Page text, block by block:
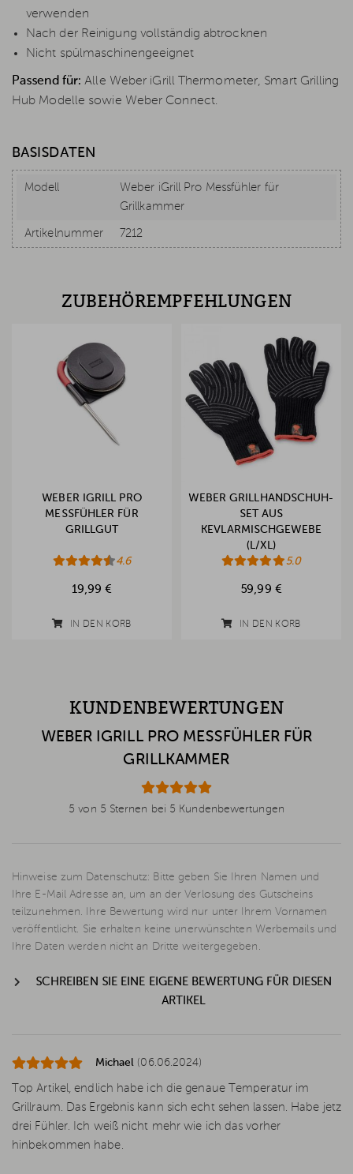
verwenden
Nach der Reinigung vollständig abtrocknen
Nicht spülmaschinengeeignet
Passend für: Alle Weber iGrill Thermometer, Smart Grilling
Hub Modelle sowie Weber Connect.
BASISDATEN
Modell
Weber iGrill Pro Messfühler für
Grillkammer
Artikelnummer 7212
ZUBEHÖREMPFEHLUNGEN
WEBER IGRILL PRO
MESSFÜHLER FÜR
GRILLGUT
4.6
19,99 €
IN DEN KORB
WEBER GRILLHANDSCHUH-
SET AUS
KEVLARMISCHGEWEBE
(L/XL)
5.0
59,99 €
IN DEN KORB
KUNDENBEWERTUNGEN
WEBER IGRILL PRO MESSFÜHLER FÜR
GRILLKAMMER
5 von 5 Sternen bei 5 Kundenbewertungen
Hinweise zum Datenschutz: Bitte geben Sie Ihren Namen und
Ihre E-Mail Adresse an, um an der Verlosung des Gutscheins
teilzunehmen. Ihre Bewertung wird nur unter Ihrem Vornamen
veröffentlicht. Sie erhalten keine unerwünschten Werbemails und
Ihre Daten werden nicht an Dritte weitergegeben.
SCHREIBEN SIE EINE EIGENE BEWERTUNG FÜR DIESEN
ARTIKEL
Michael (06.06.2024)
Top Artikel, endlich habe ich die genaue Temperatur im
Grillraum. Das Ergebnis kann sich echt sehen lassen. Habe jetz
drei Fühler. Ich weiß nicht mehr wie ich das vorher
hinbekommen habe.